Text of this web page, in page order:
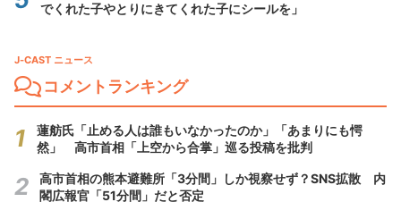
でくれた子やとりにきてくれた子にシールを」
J-CAST ニュース
コメントランキング
蓮舫氏「止める人は誰もいなかったのか」「あまりにも愕
然」 高市首相「上空から合掌」巡る投稿を批判
高市首相の熊本避難所「3分間」しか視察せず？SNS拡散 内
閣広報官「51分間」だと否定